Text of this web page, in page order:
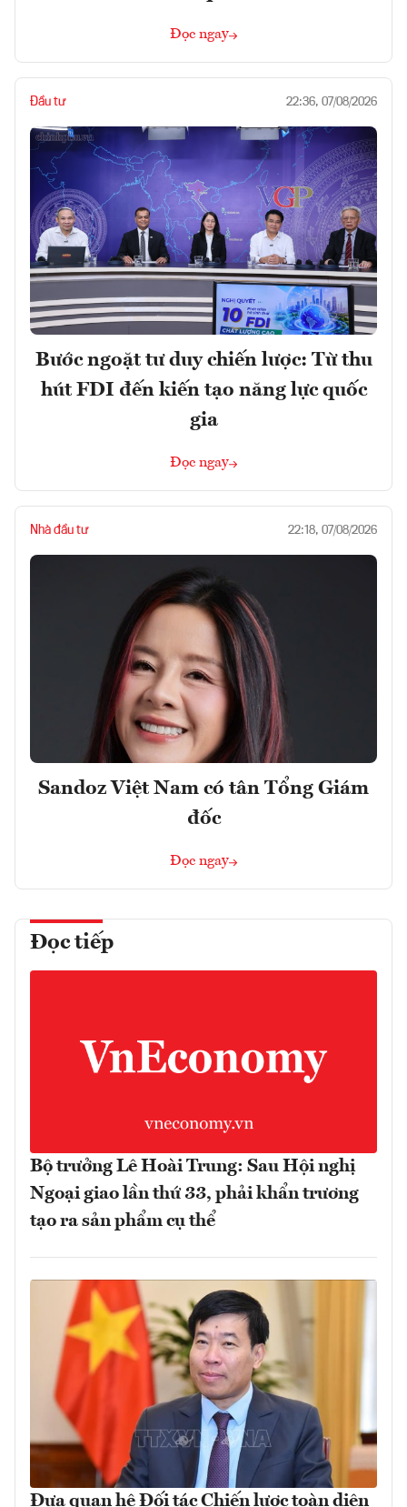
Đọc ngay
Đầu tư 22:36, 07/08/2026
Bước ngoặt tư duy chiến lược: Từ thu
hút FDI đến kiến tạo năng lực quốc
gia
Đọc ngay
Nhà đầu tư 22:18, 07/08/2026
Sandoz Việt Nam có tân Tổng Giám
đốc
Đọc ngay
Đọc tiếp
Bộ trưởng Lê Hoài Trung: Sau Hội nghị
Ngoại giao lần thứ 33, phải khẩn trương
tạo ra sản phẩm cụ thể
Đưa quan hệ Đối tác Chiến lược toàn diện